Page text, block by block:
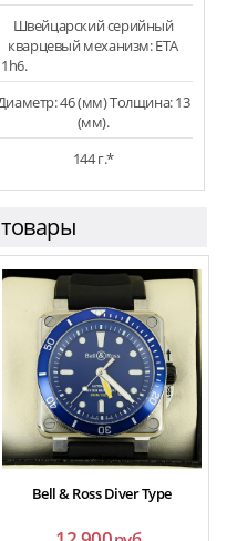
Швейцарский серийный
кварцевый механизм: ETA
46 (мм) Толщина: 13
(мм).
144 г.*
Bell & Ross Diver Type